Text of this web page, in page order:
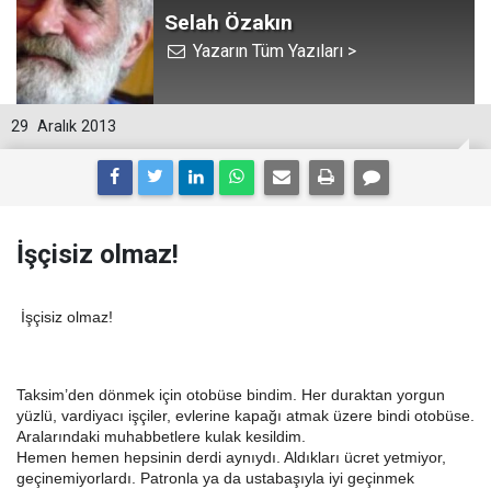
Selah Özakın
Yazarın Tüm Yazıları >
29 Aralık 2013
İşçisiz olmaz!
İşçisiz olmaz!
Taksim’den dönmek için otobüse bindim. Her duraktan yorgun
yüzlü, vardiyacı işçiler, evlerine kapağı atmak üzere bindi otobüse.
Aralarındaki muhabbetlere kulak kesildim.
Hemen hemen hepsinin derdi aynıydı. Aldıkları ücret yetmiyor,
geçinemiyorlardı. Patronla ya da ustabaşıyla iyi geçinmek